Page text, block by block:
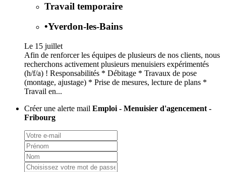
Travail temporaire
•Yverdon-les-Bains
Le 15 juillet
Afin de renforcer les équipes de plusieurs de nos clients, nous
recherchons activement plusieurs menuisiers expérimentés
(h/f/a) ! Responsabilités * Débitage * Travaux de pose
(montage, ajustage) * Prise de mesures, lecture de plans *
Travail en...
Créer une alerte mail Emploi - Menuisier d'agencement -
Fribourg